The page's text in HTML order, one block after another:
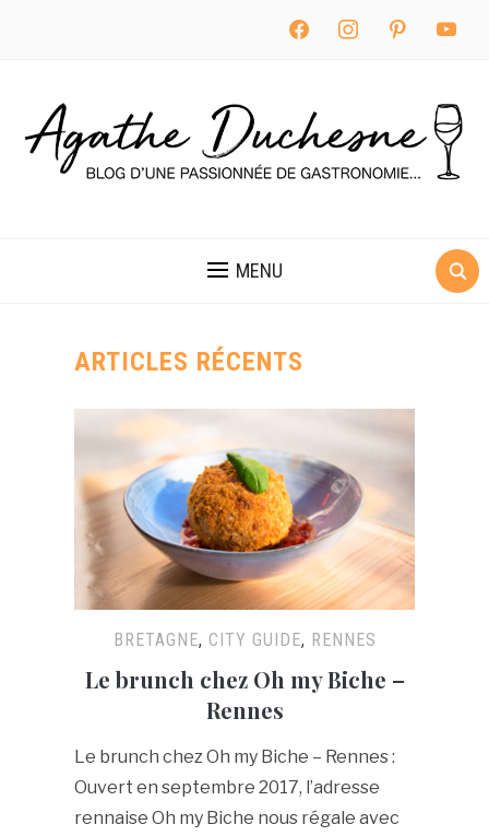
facebook instagram pinterest youtube
MENU
ARTICLES RÉCENTS
BRETAGNE, CITY GUIDE, RENNES
Le brunch chez Oh my Biche –
Rennes
Le brunch chez Oh my Biche – Rennes :
Ouvert en septembre 2017, l’adresse
rennaise Oh my Biche nous régale avec